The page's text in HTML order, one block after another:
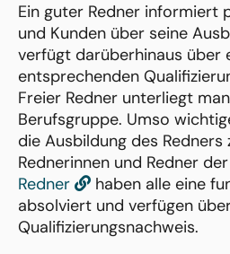
Ein guter Redner informiert
und Kunden über seine
verfügt darüberhinaus über
entsprechenden
Freier Redner unterliegt
Berufsgruppe. Umso
die Ausbildung des Redners
Rednerinnen und Redner
Redner
haben alle eine
absolviert und verfügen
Qualifizierungsnachweis.